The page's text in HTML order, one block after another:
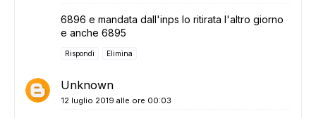
6896 e mandata dall'inps lo ritirata l'altro giorno
e anche 6895
Rispondi Elimina
Unknown
12 luglio 2019 alle ore 00:03